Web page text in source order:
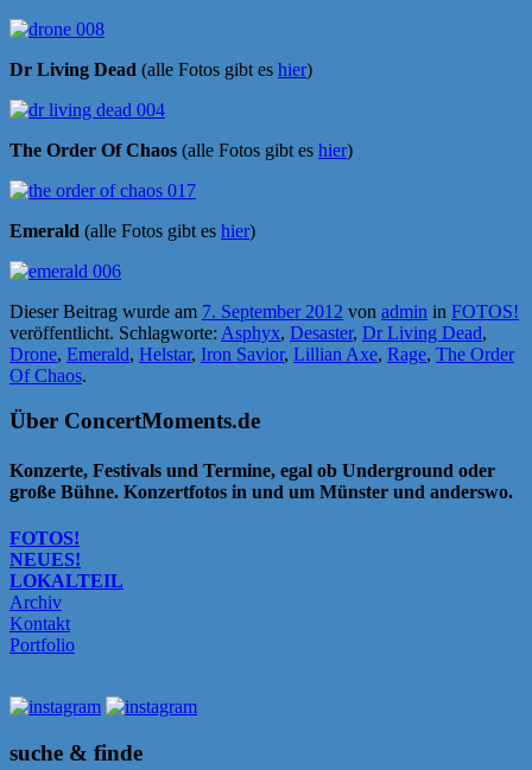
Dr Living Dead (alle Fotos gibt es hier)
The Order Of Chaos (alle Fotos gibt es hier)
Emerald (alle Fotos gibt es hier)
Dieser Beitrag wurde am 7. September 2012 von admin in FOTOS!
veröffentlicht. Schlagworte: Asphyx, Desaster, Dr Living Dead,
Drone, Emerald, Helstar, Iron Savior, Lillian Axe, Rage, The Order
Of Chaos.
Über ConcertMoments.de
Konzerte, Festivals und Termine, egal ob Underground oder
große Bühne. Konzertfotos in und um Münster und anderswo.
FOTOS!
NEUES!
LOKALTEIL
Archiv
Kontakt
Portfolio
suche & finde